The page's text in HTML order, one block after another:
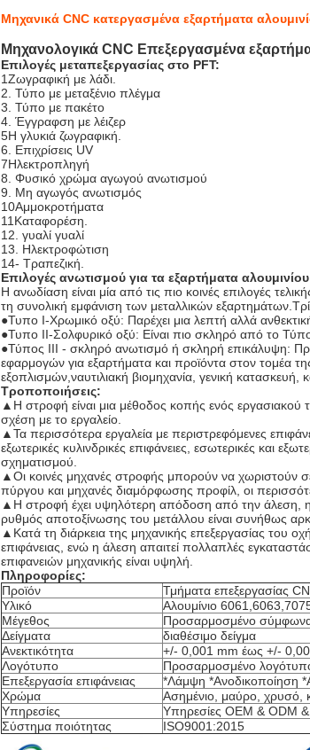
Μηχανικά CNC κατεργασμένα εξαρτήματα
Μηχανολογικά CNC Επεξεργασμένα
Επιλογές μεταπεξεργασίας στο PFT:
1Ζωγραφική με λάδι.
2. Τύπο με μεταξένιο πλέγμα
3. Τύπο με πακέτο
4. Έγγραφση με λέιζερ
5Η γλυκιά ζωγραφική.
6. Επιχρίσεις UV
7Ηλεκτροπληγή
8. Φυσικό χρώμα αγωγού ανωτισμού
9. Μη αγωγός ανωτισμός
10Αμμοκροτήματα
11Καταφορέση.
12. γυαλί γυαλί
13. Ηλεκτροφώτιση
14- Τραπεζική.
Επιλογές ανωτισμού για τα εξαρτήματα
Η ανωδίαση είναι μία από τις πιο κοινές επιλογές
τη συνολική εμφάνιση των μεταλλικών
●Τυπο I-Χρωμικό οξύ: Παρέχει μια λεπτή αλλά
●Τυπο II-Σολφυρικό οξύ: Είναι πιο σκληρό από το Τύπο
●Τύπος III - σκληρό ανωτισμό ή σκληρή επικάλυψη:
εφαρμογών για εξαρτήματα και προϊόντα στον τομέα
εξοπλισμών,ναυτιλιακή βιομηχανία, γενική κατασκευή,
Τροποποιήσεις:
▲Η στροφή είναι μια μέθοδος κοπής ενός
σχέση με το εργαλείο.
▲Τα περισσότερα εργαλεία με περιστρεφόμενες
εξωτερικές κυλινδρικές επιφάνειες, εσωτερικές και
σχηματισμού.
▲Οι κοινές μηχανές στροφής μπορούν να χωριστούν
πύργου και μηχανές διαμόρφωσης προφίλ, οι
▲Η στροφή έχει υψηλότερη απόδοση από την άλεση, η
ρυθμός αποτοξίνωσης του μετάλλου είναι συνήθως
▲Κατά τη διάρκεια της μηχανικής επεξεργασίας του
επιφάνειας, ενώ η άλεση απαιτεί πολλαπλές
επιφανειών μηχανικής είναι υψηλή.
Πληροφορίες:
Προϊόν
Τμήματα επεξεργασίας
Υλικό
Αλουμίνιο
Μέγεθος
Προσαρμοσμένο σύμφωνα
Δείγματα
διαθέσιμο δείγμα
Ανεκτικότητα
+/- 0,001 mm έως +/-
Λογότυπο
Προσαρμοσμένο
Επεξεργασία επιφάνειας
*Λάμψη *Ανοδικοποίηση
Χρώμα
Ασημένιο, μαύρο, χρυσό,
Υπηρεσίες
Υπηρεσίες OEM & ODM
Σύστημα ποιότητας
ISO9001:2015